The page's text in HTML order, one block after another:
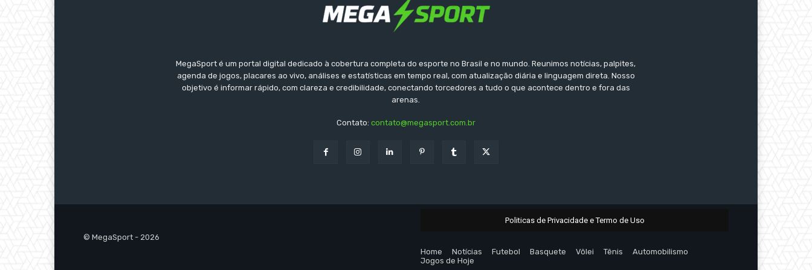
MegaSport é um portal digital dedicado à cobertura completa do esporte no Brasil e no mundo. Reunimos notícias, palpites,
agenda de jogos, placares ao vivo, análises e estatísticas em tempo real, com atualização diária e linguagem direta. Nosso
objetivo é informar rápido, com clareza e credibilidade, conectando torcedores a tudo o que acontece dentro e fora das
arenas.
Contato: contato@megasport.com.br
© MegaSport - 2026
Politicas de Privacidade e Termo de Uso
Home Notícias Futebol Basquete Vôlei Tênis
Automobilismo
Jogos de Hoje